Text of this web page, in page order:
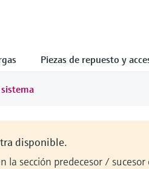
Piezas de repuesto y
disponible.
la sección predecesor /